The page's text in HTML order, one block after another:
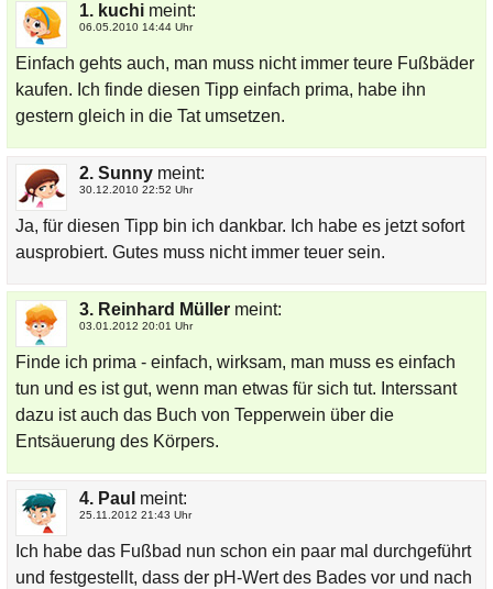
1. kuchimeint:
06.05.2010 14:44 Uhr
Einfach gehts auch, man muss nicht immer teure Fußbäder
kaufen. Ich finde diesen Tipp einfach prima, habe ihn
gestern gleich in die Tat umsetzen.
2. Sunnymeint:
30.12.2010 22:52 Uhr
Ja, für diesen Tipp bin ich dankbar. Ich habe es jetzt sofort
ausprobiert. Gutes muss nicht immer teuer sein.
3. Reinhard Müllermeint:
03.01.2012 20:01 Uhr
Finde ich prima - einfach, wirksam, man muss es einfach
tun und es ist gut, wenn man etwas für sich tut. Interssant
dazu ist auch das Buch von Tepperwein über die
Entsäuerung des Körpers.
4. Paul meint:
25.11.2012 21:43 Uhr
Ich habe das Fußbad nun schon ein paar mal durchgeführt
und festgestellt, dass der pH-Wert des Bades vor und nach